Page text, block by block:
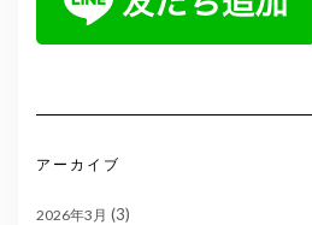
アーカイブ
2026年3月 (3)